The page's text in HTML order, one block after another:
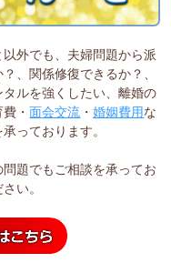
外でも、夫婦問題から派
、関係修復できるか？、
ルを強くしたい、離婚の
費・面会交流 ・婚姻費用な
っております。
題でもご相談を承ってお
い。